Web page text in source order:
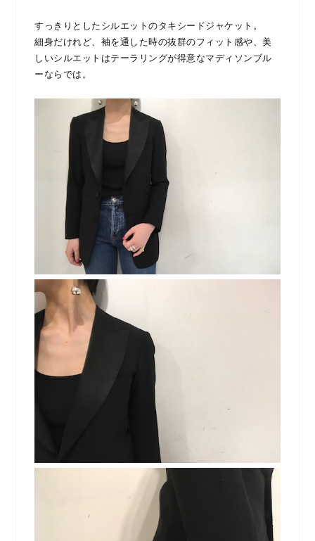
すっきりとしたシルエットのタキシードジャケット。
細身だけれど、袖を通した時の抜群のフィット感や、美
しいシルエットはテーラリングが得意なマディソンブル
ーならでは。